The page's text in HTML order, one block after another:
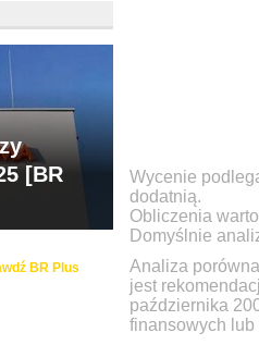
Wycenie
dodatnią.
Obliczenia
Domyślnie
Analiza
jest
października
finansowych lub
[BR
BR Plus